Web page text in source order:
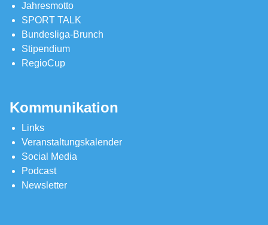
Jahresmotto
SPORT TALK
Bundesliga-Brunch
Stipendium
RegioCup
Kommunikation
Links
Veranstaltungskalender
Social Media
Podcast
Newsletter